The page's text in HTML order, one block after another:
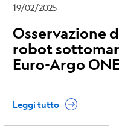
19/02/2025
Osservazione
robot
Euro-Argo ONE
Leggi tutto